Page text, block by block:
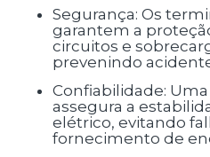
Segurança: Os terminais bem instalados
garantem a
circuitos e
prevenindo
Confiabilidade: Uma montagem correta
assegura a
elétrico, evitando
fornecimento de